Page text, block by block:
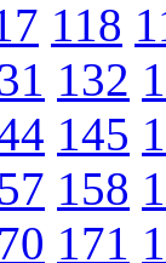
118
132
145
158
171